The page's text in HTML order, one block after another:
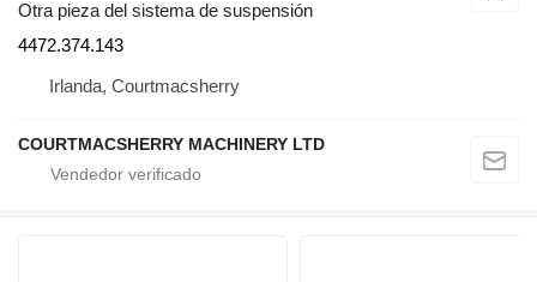
Otra pieza del sistema de suspensión
4472.374.143
Irlanda, Courtmacsherry
COURTMACSHERRY MACHINERY LTD